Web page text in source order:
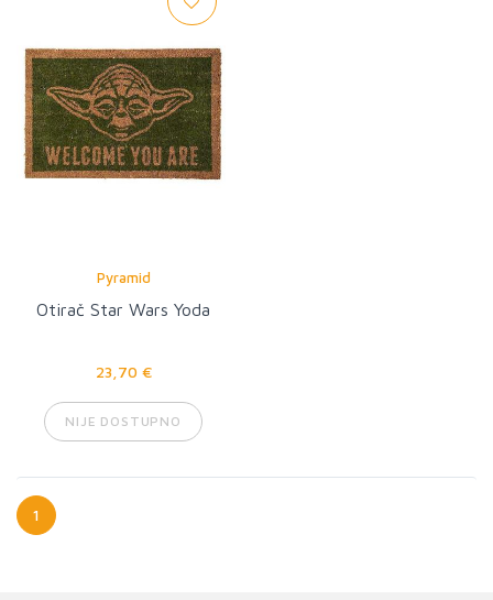
Pyramid
Otirač Star Wars Yoda
23,70 €
NIJE DOSTUPNO
1